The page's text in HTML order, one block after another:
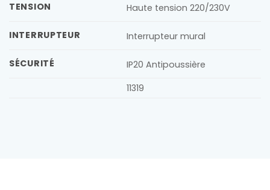
TENSION Haute tension 220/230V
INTERRUPTEUR Interrupteur mural
SÉCURITÉ
IP20 Antipoussière
11319